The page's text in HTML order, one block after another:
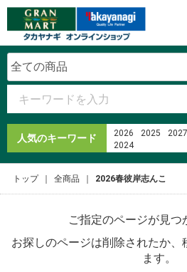
人気のキーワード 2026 2025 2027
2024
%C4%91i
恵方巻
寿司
刺身
pdf
トップ 全商品 2026春彼岸志んこ
ご指定のページが見つ
お探しのページは削除されたか
ます。